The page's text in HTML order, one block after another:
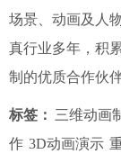
场景、动画及人
真行业多年，积
制的优质合作伙伴
标签： 三维动画
作 3D动画演示